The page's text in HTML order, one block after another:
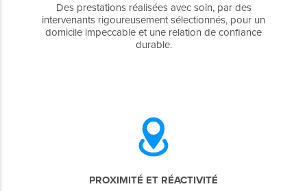
Des prestations réalisées avec soin, par des
intervenants rigoureusement sélectionnés, pour un
domicile impeccable et une relation de confiance
durable.
PROXIMITÉ ET RÉACTIVITÉ